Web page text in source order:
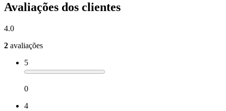
Avaliações dos clientes
4.0
2 avaliações
5
0
4